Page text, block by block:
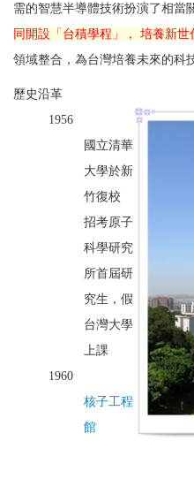
需的智慧半導體技術扮演了相當
同開設「台積學程」， 培養新世
領域整合，為台灣培養未來的科
歷史沿革
1956
國立清華
大學於新
竹復校
招考原子
科學研究
所首屆研
究生，假
台灣大學
上課
1960
核子工程
館